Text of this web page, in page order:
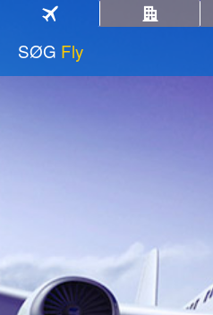
SØG Fly